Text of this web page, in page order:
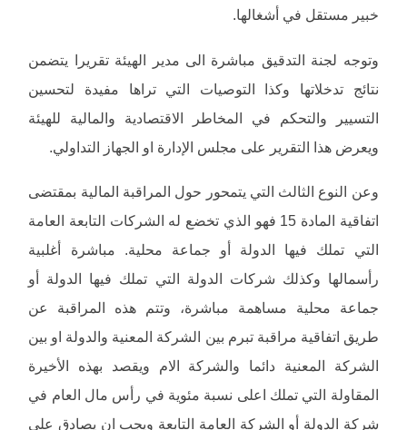
خبير مستقل في أشغالها.
وتوجه لجنة التدقيق مباشرة الى مدير الهيئة تقريرا يتضمن
نتائج تدخلاتها وكذا التوصيات التي تراها مفيدة لتحسين
التسيير والتحكم في المخاطر الاقتصادية والمالية للهيئة
ويعرض هذا التقرير على مجلس الإدارة او الجهاز التداولي.
وعن النوع الثالث التي يتمحور حول المراقبة المالية بمقتضى
اتفاقية المادة 15 فهو الذي تخضع له الشركات التابعة العامة
التي تملك فيها الدولة أو جماعة محلية. مباشرة أغلبية
رأسمالها وكذلك شركات الدولة التي تملك فيها الدولة أو
جماعة محلية مساهمة مباشرة، وتتم هذه المراقبة عن
طريق اتفاقية مراقبة تبرم بين الشركة المعنية والدولة او بين
الشركة المعنية دائما والشركة الام ويقصد بهذه الأخيرة
المقاولة التي تملك اعلى نسبة مئوية في رأس مال العام في
شركة الدولة أو الشركة العامة التابعة ويجب ان يصادق على